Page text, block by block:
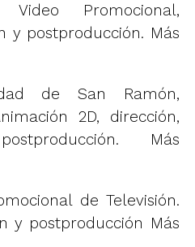
Video Promocional,
y postproducción. Más
de San Ramón,
2D, dirección,
Más
de Televisión.
y postproducción Más